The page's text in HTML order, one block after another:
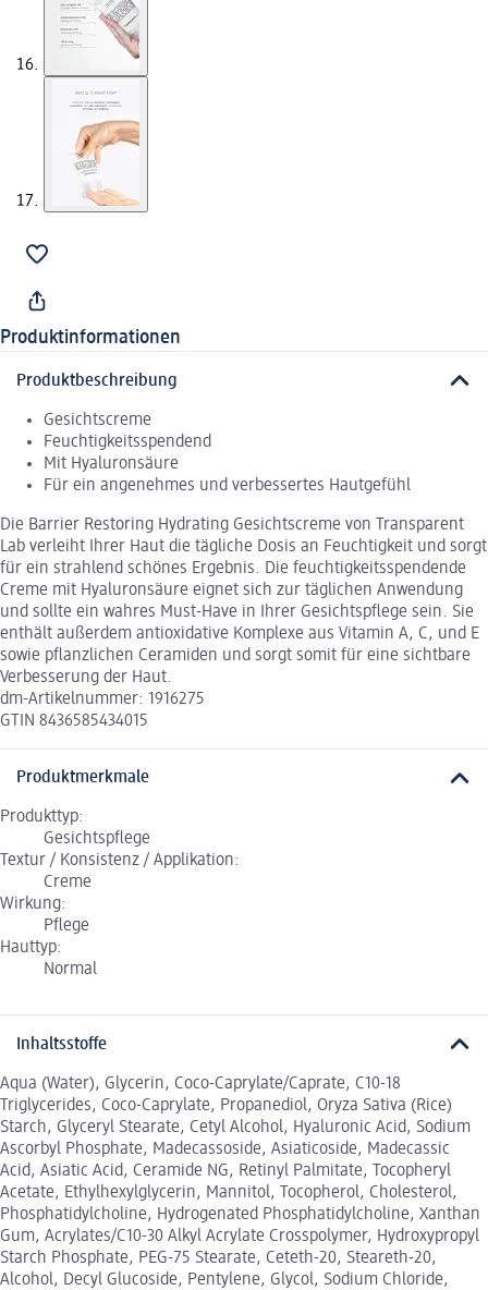
Produktinformationen
Produktbeschreibung
Gesichtscreme
Feuchtigkeitsspendend
Mit Hyaluronsäure
Für ein angenehmes und verbessertes Hautgefühl
Die Barrier Restoring Hydrating Gesichtscreme von Transparent
Lab verleiht Ihrer Haut die tägliche Dosis an Feuchtigkeit und sorgt
für ein strahlend schönes Ergebnis. Die feuchtigkeitsspendende
Creme mit Hyaluronsäure eignet sich zur täglichen Anwendung
und sollte ein wahres Must-Have in Ihrer Gesichtspflege sein. Sie
enthält außerdem antioxidative Komplexe aus Vitamin A, C, und E
sowie pflanzlichen Ceramiden und sorgt somit für eine sichtbare
Verbesserung der Haut.
dm-Artikelnummer: 1916275
GTIN 8436585434015
Produktmerkmale
Produkttyp:
Gesichtspflege
Textur / Konsistenz / Applikation:
Creme
Wirkung:
Pflege
Hauttyp:
Normal
Inhaltsstoffe
Aqua (Water), Glycerin, Coco-Caprylate/Caprate, C10-18
Triglycerides, Coco-Caprylate, Propanediol, Oryza Sativa (Rice)
Starch, Glyceryl Stearate, Cetyl Alcohol, Hyaluronic Acid, Sodium
Ascorbyl Phosphate, Madecassoside, Asiaticoside, Madecassic
Acid, Asiatic Acid, Ceramide NG, Retinyl Palmitate, Tocopheryl
Acetate, Ethylhexylglycerin, Mannitol, Tocopherol, Cholesterol,
Phosphatidylcholine, Hydrogenated Phosphatidylcholine, Xanthan
Gum, Acrylates/C10-30 Alkyl Acrylate Crosspolymer, Hydroxypropyl
Starch Phosphate, PEG-75 Stearate, Ceteth-20, Steareth-20,
Alcohol, Decyl Glucoside, Pentylene, Glycol, Sodium Chloride,